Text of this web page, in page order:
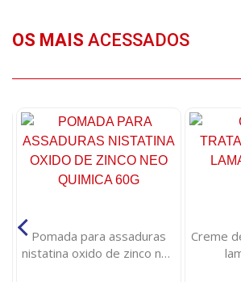
OS MAIS ACESSADOS
Pomada para assaduras
nistatina oxido de zinco neo
Creme